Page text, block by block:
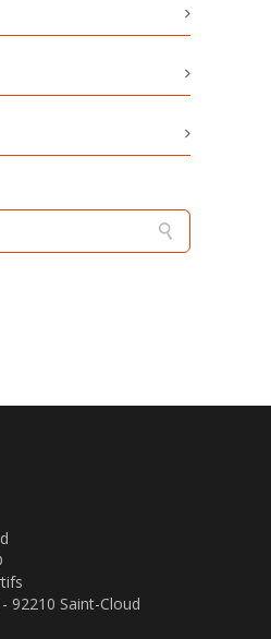
92210 Saint-Cloud